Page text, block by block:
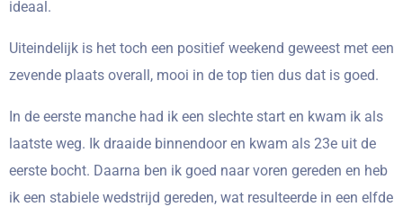
ideaal.
Uiteindelijk is het toch een positief weekend geweest met een
zevende plaats overall, mooi in de top tien dus dat is goed.
In de eerste manche had ik een slechte start en kwam ik als
laatste weg. Ik draaide binnendoor en kwam als 23e uit de
eerste bocht. Daarna ben ik goed naar voren gereden en heb
ik een stabiele wedstrijd gereden, wat resulteerde in een elfde